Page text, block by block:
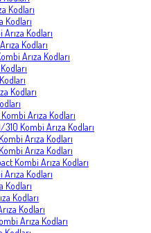
Kodları
Kodları
Kodları
Kodları
Arıza Kodları
Kodları
Arıza Kodları
Kombi Arıza Kodları
Arıza Kodları
Arıza Kodları
Kombi Arıza Kodları
Kodları
Kodları
Kodları
Kodları
Arıza Kodları